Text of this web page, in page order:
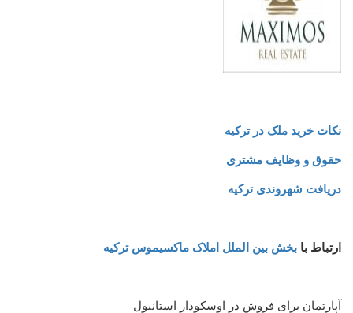
نکات خرید ملک در ترکیه
حقوق و وظایف مشتری
دریافت شهروندی ترکیه
ارتباط با بخش بین الملل املاک ماکسیموس ترکیه
آپارتمان برای فروش در اوسکودار استانبول